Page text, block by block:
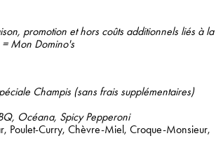
promotion et hors coûts additionnels liés à
Mon Domino's
Champis (sans frais supplémentaires)
Océana, Spicy Pepperoni
Poulet-Curry, Chèvre-Miel, Croque-Monsieur,